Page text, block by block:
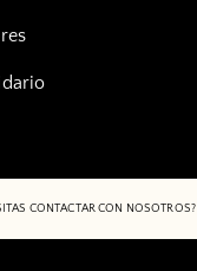
CONTACTAR CON NOSOTROS?